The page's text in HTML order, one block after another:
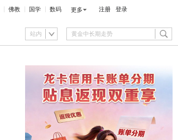
佛教 国学 数码 更多 注册 登录
站内